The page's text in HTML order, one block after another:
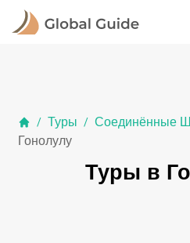
/ Туры / Соединённые
Гонолулу
Туры в